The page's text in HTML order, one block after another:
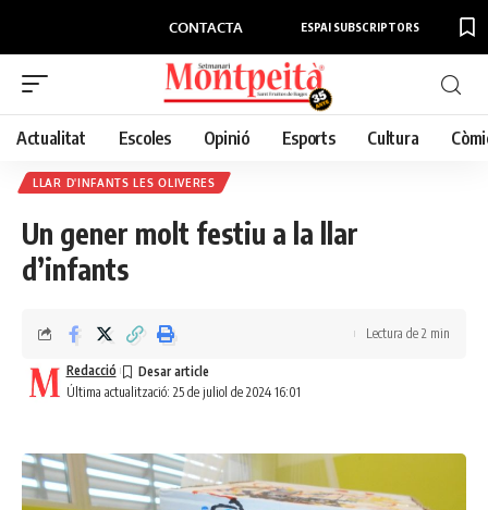
CONTACTA ESPAI SUBSCRIPTORS
Actualitat Escoles Opinió Esports Cultura
LLAR D'INFANTS LES OLIVERES
Un gener molt festiu a la llar
d’infants
Última actualització: 25 de juliol de 2024 16:01
Redacció
Lectura de 2 min